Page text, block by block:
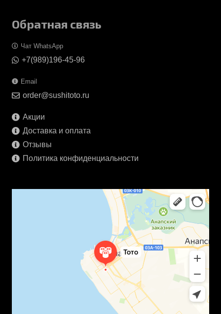
Обратная связь
Чат WhatsApp
+7(989)196-45-96
Email
order@sushitoto.ru
Акции
Доставка и оплата
Отзывы
Политика конфиденциальности